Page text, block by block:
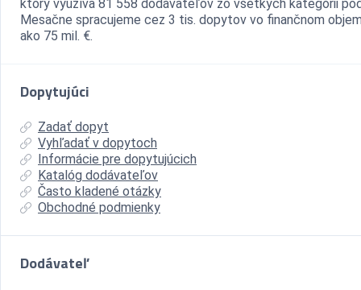
ktorý využíva 81 558 dodávateľov zo všetkých kategórii
Mesačne spracujeme cez 3 tis. dopytov vo finančnom
ako 75 mil. €.
Dopytujúci
Zadať dopyt
Vyhľadať v dopytoch
Informácie pre dopytujúcich
Katalóg dodávateľov
Často kladené otázky
Obchodné podmienky
Dodávateľ